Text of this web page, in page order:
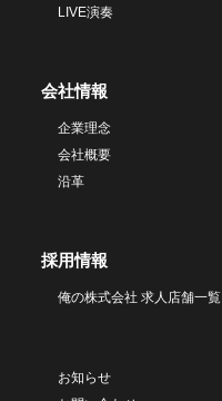
LIVE演奏
会社情報
企業理念
会社概要
沿革
採用情報
俺の株式会社 求人店舗一覧
お知らせ